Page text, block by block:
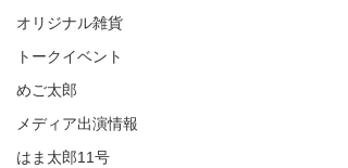
オリジナル雑貨
トークイベント
めご太郎
メディア出演情報
はま太郎11号